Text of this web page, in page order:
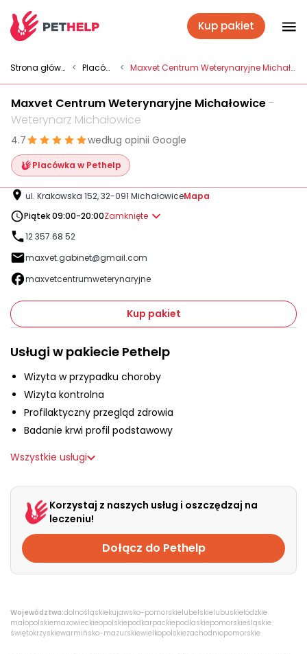
+48 790 277 277
EN
Pakiety weterynaryjne
Ubezpieczenie psa i kota
Benefit dla firm
O nas
Placówki
Zaloguj się
Kup pakiet
Strona główna < Placówki < Maxvet Centrum Weterynaryjne Michałowice
Maxvet Centrum Weterynaryjne Michałowice-
Weterynarz Michałowice
4.7 według opinii Google
Placówka w Pethelp
ul. Krakowska 152, 32-091 MichałowiceMapa
Piątek 09:00-20:00Zamknięte
12 357 68 52
maxvet.gabinet@gmail.com
maxvetcentrumweterynaryjne
Kup pakiet
Usługi w pakiecie Pethelp
Wizyta w przypadku choroby
Wizyta kontrolna
Profilaktyczny przegląd zdrowia
Badanie krwi profil podstawowy
Wszystkie usługi
Korzystaj z naszych usług i oszczędzaj na
leczeniu!
Dołącz do Pethelp
Województwa:dolnośląskiekujawsko-pomorskielubelskielubuskiełódzkie
małopolskiemazowieckieopolskiepodkarpackiepodlaskiepomorskieśląskie
świętokrzyskiewarmińsko-mazurskiewielkopolskiezachodniopomorskie